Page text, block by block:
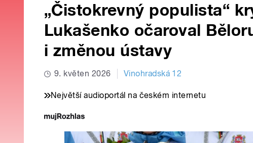
„Čistokrevný populista“
Lukašenko očaroval
i změnou ústavy
9. květen 2026 Vinohradská 12
Největší audioportál na českém internetu